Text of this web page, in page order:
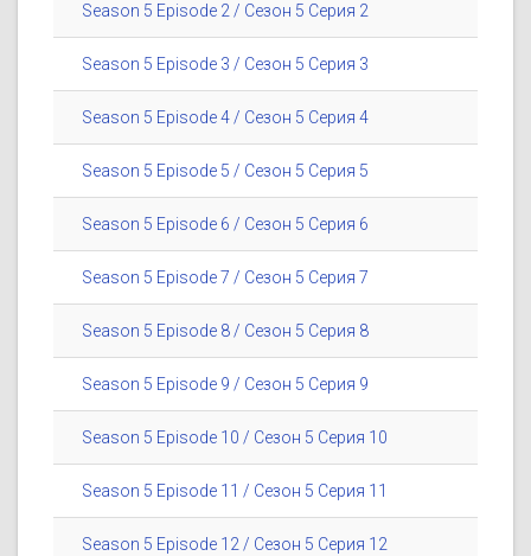
Season 5 Episode 2 / Сезон 5 Серия 2
Season 5 Episode 3 / Сезон 5 Серия 3
Season 5 Episode 4 / Сезон 5 Серия 4
Season 5 Episode 5 / Сезон 5 Серия 5
Season 5 Episode 6 / Сезон 5 Серия 6
Season 5 Episode 7 / Сезон 5 Серия 7
Season 5 Episode 8 / Сезон 5 Серия 8
Season 5 Episode 9 / Сезон 5 Серия 9
Season 5 Episode 10 / Сезон 5 Серия 10
Season 5 Episode 11 / Сезон 5 Серия 11
Season 5 Episode 12 / Сезон 5 Серия 12